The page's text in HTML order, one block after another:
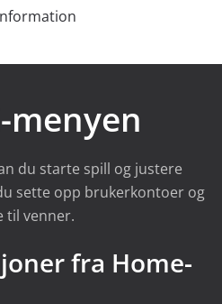
menyen
du starte spill og justere
sette opp brukerkontoer og
til venner.
fra Home-